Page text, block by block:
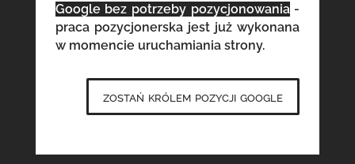
Google bez potrzeby pozycjonowania-
praca pozycjonerska jest już wykonana
w momencie uruchamiania strony.
zostań królem pozycji google